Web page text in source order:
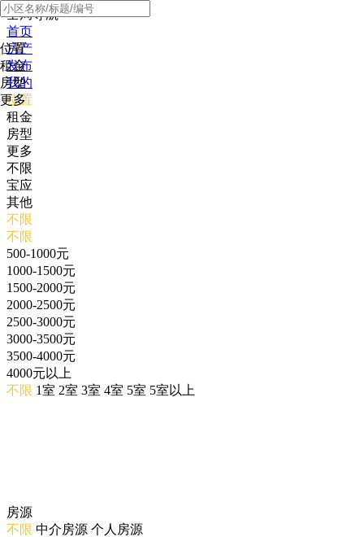
全局导航
首页
房产
发布
我的
位置
租金
房型
更多
位置
租金
房型
更多
不限
宝应
其他
不限
不限
500-1000元
1000-1500元
1500-2000元
2000-2500元
2500-3000元
3000-3500元
3500-4000元
4000元以上
不限 1室 2室 3室 4室 5室 5室以上
房源
不限 中介房源 个人房源